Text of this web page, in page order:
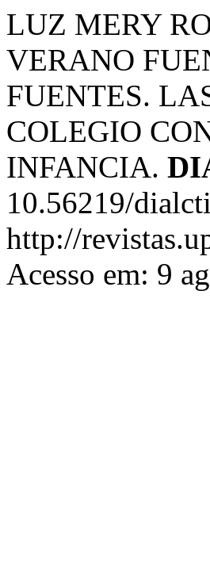
LUZ MERY
VERANO
FUENTES.
COLEGIO
INFANCIA.
10.56219/
http://
Acesso em: 9